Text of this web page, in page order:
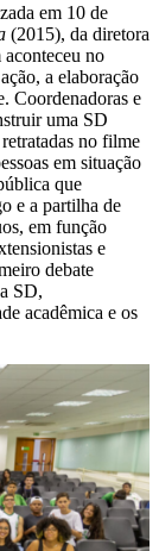
em 10 de
(2015), da diretora
no
a elaboração
Coordenadoras e
uma SD
no filme
em situação
que
e a partilha de
em função
e
debate
SD,
acadêmica e os